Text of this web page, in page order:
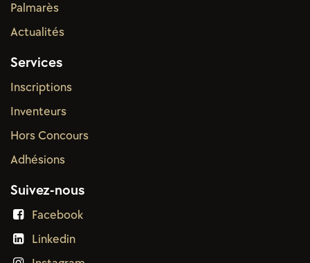
Palmarès
Actualités
Services
Inscriptions
Inventeurs
Hors Concours
Adhésions
Suivez-nous
Facebook
Linkedin